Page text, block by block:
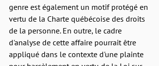
genre est également un motif protégé en
vertu de la Charte québécoise des droits
de la personne. En outre, le cadre
d'analyse de cette affaire pourrait être
appliqué dans le contexte d'une plainte